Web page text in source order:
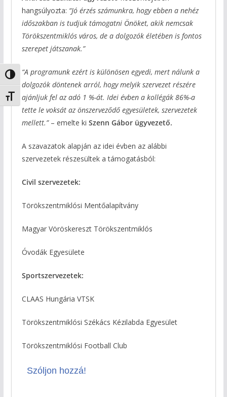
Nagy kontraszt váltása
Betűméret váltása
hangsúlyozta: “Jó érzés számunkra, hogy ebben a nehéz
időszakban is tudjuk támogatni Önöket, akik nemcsak
Törökszentmiklós város, de a dolgozók életében is fontos
szerepet játszanak.”
“A programunk ezért is különösen egyedi, mert nálunk a
dolgozók döntenek arról, hogy melyik szervezet részére
ajánljuk fel az adó 1 %-át. Idei évben a kollégák 86%-a
tette le voksát az önszerveződő egyesületek, szervezetek
mellett.”– emelte ki Szenn Gábor ügyvezető.
A szavazatok alapján az idei évben az alábbi
szervezetek részesültek a támogatásból:
Civil szervezetek:
Törökszentmiklósi Mentőalapítvány
Magyar Vöröskereszt Törökszentmiklós
Óvodák Egyesülete
Sportszervezetek:
CLAAS Hungária VTSK
Törökszentmiklósi Székács Kézilabda Egyesület
Törökszentmiklósi Football Club
Szóljon hozzá!